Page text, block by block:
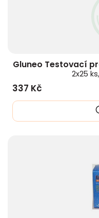
ŠÍPEK
DETOXIKAČNÍ
SPECIÁLNÍ
PÉČE O POPRSÍ
Gluneo Testovací
2x25
337 Kč